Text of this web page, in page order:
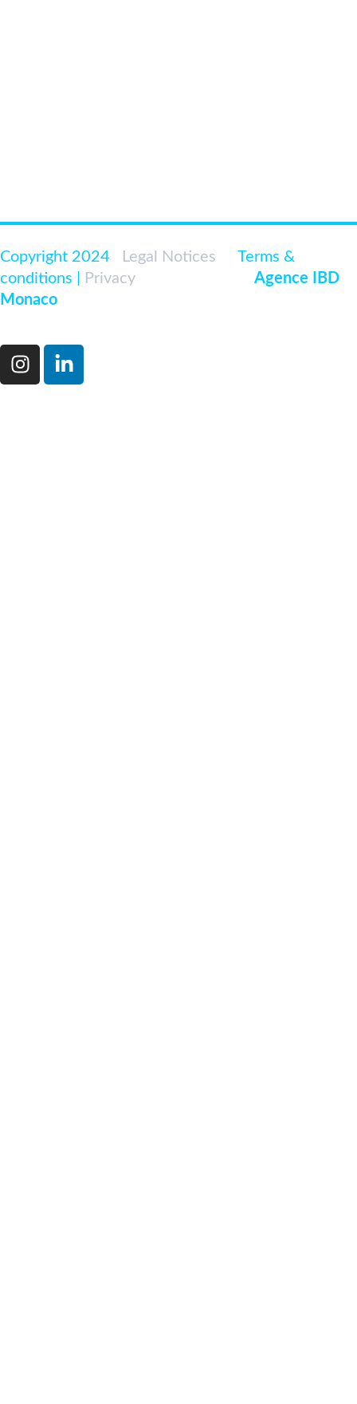
Copyright 2024 Legal Notices
Terms &
conditions |
Privacy
Agence IBD
Monaco